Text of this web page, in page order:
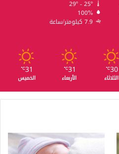
29º - 25º
100%
7.9 كيلومتر/ساعة
30
℃
الثلاثاء
31
℃
الأربعاء
31
℃
الخميس